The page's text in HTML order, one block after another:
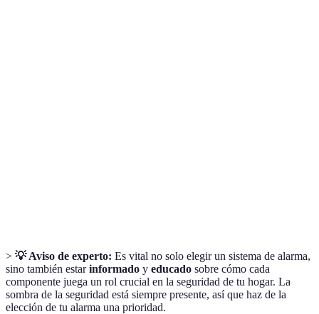
> 💡 Aviso de experto: Es vital no solo elegir un sistema de alarma,
sino también estarinformado y educado sobre cómo cada
componente juega un rol crucial en la seguridad de tu hogar. La
sombra de la seguridad está siempre presente, así que haz de la
elección de tu alarma una prioridad.